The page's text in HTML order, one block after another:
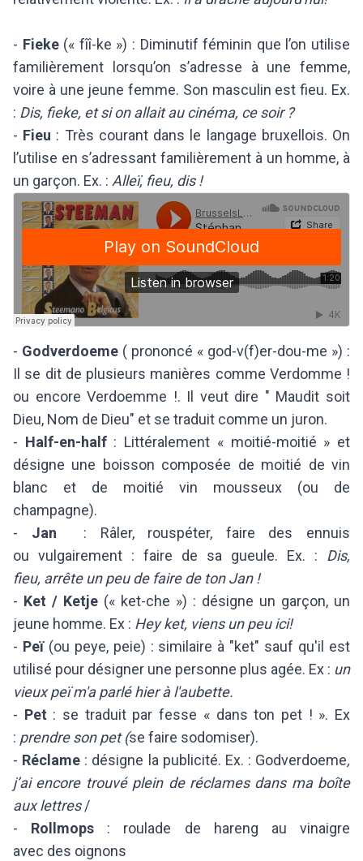
- Fieke (« fîî-ke ») : Diminutif féminin que l’on utilise
familièrement lorsqu’on s’adresse à une femme,
voire à une jeune femme. Son masculin est fieu. Ex.
: Dis, fieke, et si on allait au cinéma, ce soir ?
- Fieu : Très courant dans le langage bruxellois. On
l’utilise en s’adressant familièrement à un homme, à
un garçon. Ex. : Alleï, fieu, dis !
- Godverdoeme ( prononcé « god-v(f)er-dou-me ») :
Il se dit de plusieurs manières comme Verdomme !
ou encore Verdoemme !. Il veut dire " Maudit soit
Dieu, Nom de Dieu" et se traduit comme un juron.
- Half-en-half: Littéralement « moitié-moitié » et
désigne une boisson composée de moitié de vin
blanc et de moitié vin mousseux (ou de
champagne).
- Jan : Râler, rouspéter, faire des ennuis
ou vulgairement : faire de sa gueule. Ex. : Dis,
fieu, arrête un peu de faire de ton Jan !
- Ket / Ketje (« ket-che ») : désigne un garçon, un
jeune homme. Ex : Hey ket, viens un peu ici!
- Peï(ou peye, peie) : similaire à "ket" sauf qu'il est
utilisé pour désigner une personne plus agée. Ex : un
vieux peï m'a parlé hier à l'aubette.
- Pet : se traduit par fesse « dans ton pet ! ». Ex
: prendre son pet (se faire sodomiser).
- Réclame : désigne la publicité. Ex. : Godverdoeme,
j’ai encore trouvé plein de réclames dans ma boîte
aux lettres/
- Rollmops : roulade de hareng au vinaigre
avec des oignons